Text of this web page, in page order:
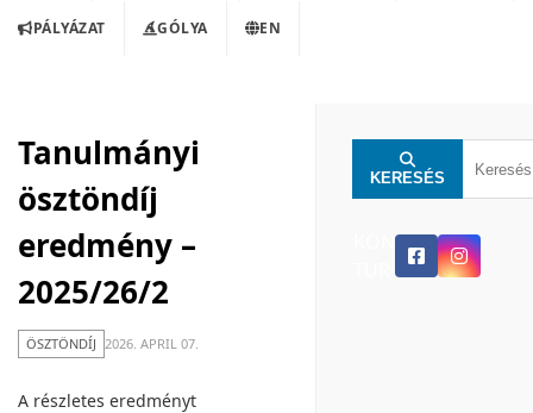
PÁLYÁZAT GÓLYA EN
Tanulmányi
ösztöndíj
eredmény –
2025/26/2
ÖSZTÖNDÍJ 2026. APRIL 07.
A részletes eredményt
KERESÉS